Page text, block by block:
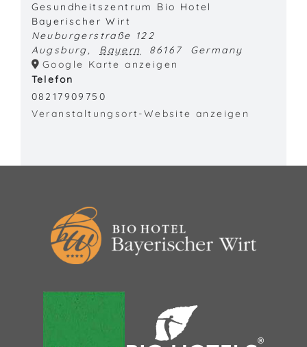
Gesundheitszentrum Bio Hotel
Bayerischer Wirt
Neuburgerstraße 122
Augsburg, Bayern 86167
Germany
Google Karte anzeigen
Telefon
08217909750
Veranstaltungsort-Website anzeigen